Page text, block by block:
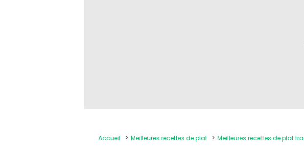
Accueil Meilleures recettes de plat Meilleures recettes de plat